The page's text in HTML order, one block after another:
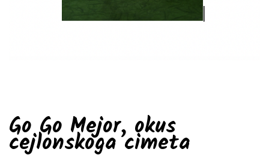
Go Go Mejor, okus
cejlonskoga cimeta